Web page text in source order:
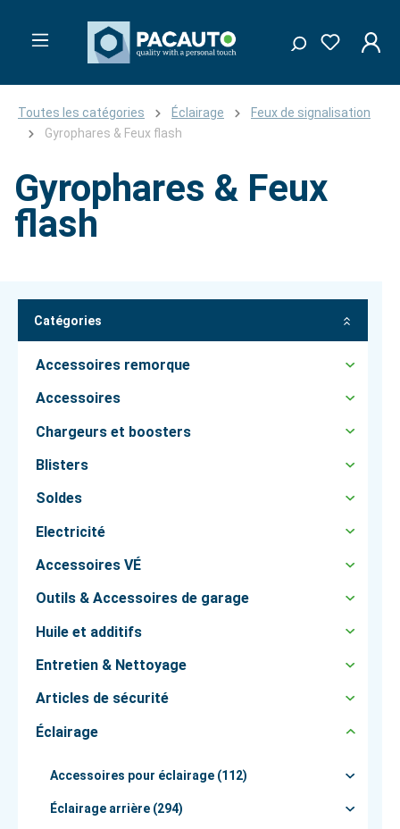
Toutes les catégories Éclairage
Feux de signalisation
Gyrophares & Feux flash
Gyrophares & Feux
flash
Catégories
Accessoires remorque
Accessoires
Chargeurs et boosters
Blisters
Soldes
Electricité
Accessoires VÉ
Outils & Accessoires de garage
Huile et additifs
Entretien & Nettoyage
Articles de sécurité
Éclairage
Accessoires pour éclairage (112)
Éclairage arrière (294)